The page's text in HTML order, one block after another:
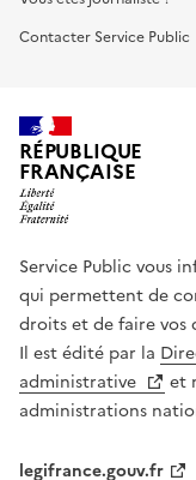
Contacter Service Public
RÉPUBLIQUE
FRANÇAISE
Service Public vous
qui permettent de
droits et de faire vos
Il est édité par la
administrative
et
administrations
legifrance.gouv.fr